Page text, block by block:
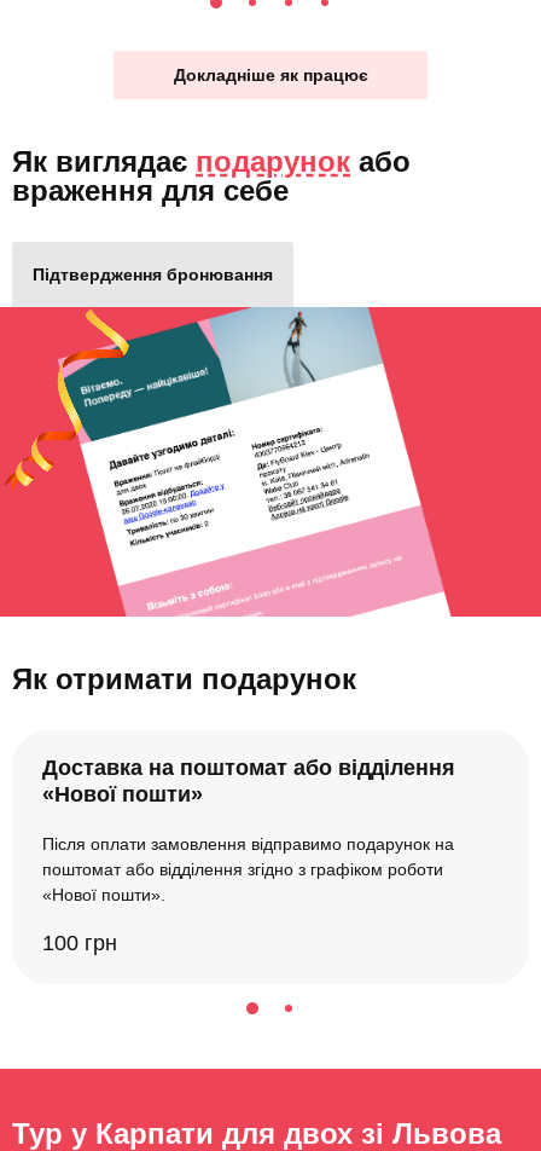
Докладніше як працює
Як виглядає подарунок або
враження для себе
Підтвердження бронювання
Як отримати подарунок
Доставка на поштомат або відділення
«Нової пошти»
Після оплати замовлення відправимо подарунок на
поштомат або відділення згідно з графіком роботи
«Нової пошти».
100 грн
Тур у Карпати для двох зі Львова